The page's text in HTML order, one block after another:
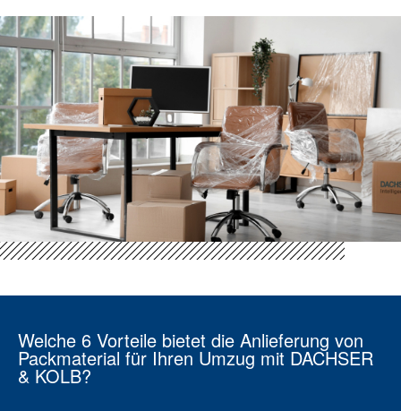
Welche 6 Vorteile bietet die Anlieferung von
Packmaterial für Ihren Umzug mit DACHSER
& KOLB?